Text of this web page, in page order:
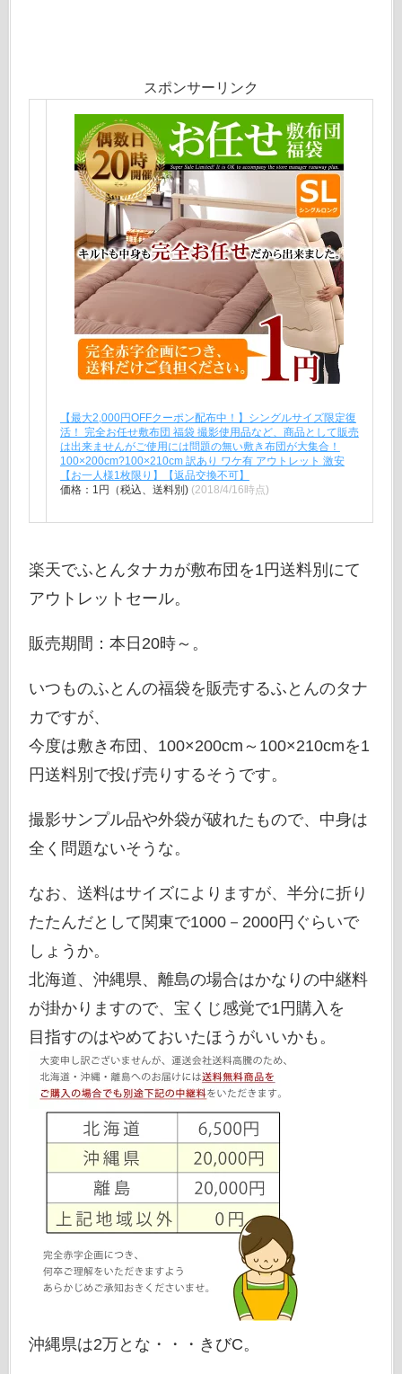
スポンサーリンク
【最大2,000円OFFクーポン配布中！】シングルサイズ限定復
活！ 完全お任せ敷布団 福袋 撮影使用品など、商品として販売
は出来ませんがご使用には問題の無い敷き布団が大集合！
100×200cm?100×210cm 訳あり ワケ有 アウトレット 激安
【お一人様1枚限り】【返品交換不可】
価格：1円（税込、送料別) (2018/4/16時点)
楽天でふとんタナカが敷布団を1円送料別にて
アウトレットセール。
販売期間：本日20時～。
いつものふとんの福袋を販売するふとんのタナ
カですが、
今度は敷き布団、100×200cm～100×210cmを1
円送料別で投げ売りするそうです。
撮影サンプル品や外袋が破れたもので、中身は
全く問題ないそうな。
なお、送料はサイズによりますが、半分に折り
たたんだとして関東で1000－2000円ぐらいで
しょうか。
北海道、沖縄県、離島の場合はかなりの中継料
が掛かりますので、宝くじ感覚で1円購入を
目指すのはやめておいたほうがいいかも。
沖縄県は2万とな・・・きびC。